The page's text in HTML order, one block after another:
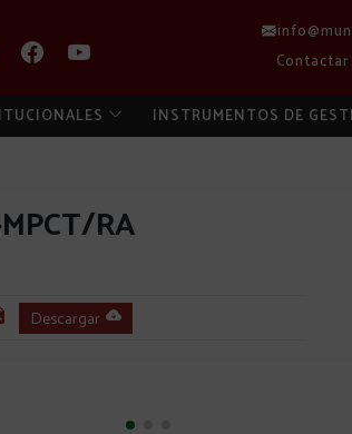
Contactar
INSTRUMENTOS DE
RA
Descargar